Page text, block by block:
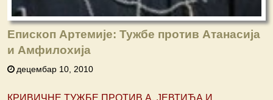
Епископ Артемије: Тужбе против Атанасија
и Амфилохија
децембар 10, 2010